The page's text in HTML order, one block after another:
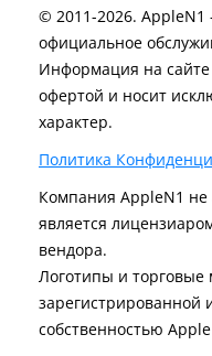
© 2011-2026. AppleN1
официальное
Информация на
офертой и носит
характер.
Политика
Компания AppleN1
является
вендора.
Логотипы и торговые
зарегистрированной
собственностью